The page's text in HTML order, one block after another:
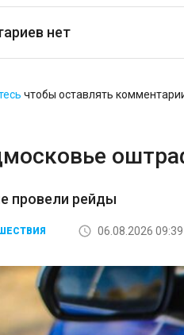
нет
чтобы оставлять
провели рейды
06.08.2026 09:39